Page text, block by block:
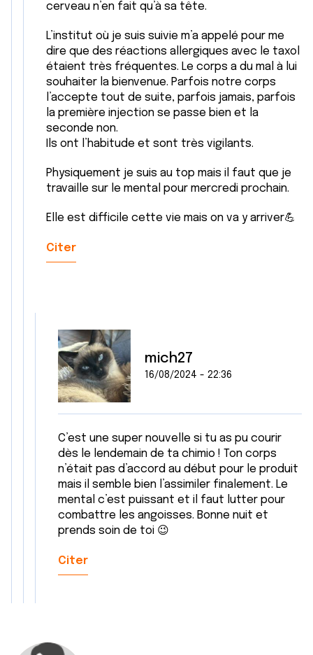
cerveau n’en fait qu’à sa tête.
L’institut où je suis suivie m’a appelé pour me
dire que des réactions allergiques avec le taxol
étaient très fréquentes. Le corps a du mal à lui
souhaiter la bienvenue. Parfois notre corps
l’accepte tout de suite, parfois jamais, parfois
la première injection se passe bien et la
seconde non.
Ils ont l’habitude et sont très vigilants.
Physiquement je suis au top mais il faut que je
travaille sur le mental pour mercredi prochain.
Elle est difficile cette vie mais on va y arriver💪
Citer
mich27
16/08/2024 - 22:36
C’est une super nouvelle si tu as pu courir
dès le lendemain de ta chimio ! Ton corps
n’était pas d’accord au début pour le produit
mais il semble bien l’assimiler finalement. Le
mental c’est puissant et il faut lutter pour
combattre les angoisses. Bonne nuit et
prends soin de toi 😉
Citer